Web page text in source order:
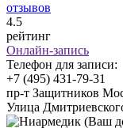
отзывов
4.5
рейтинг
Онлайн-запись
Телефон для записи:
+7 (495) 431-79-31
пр-т Защитников
Улица